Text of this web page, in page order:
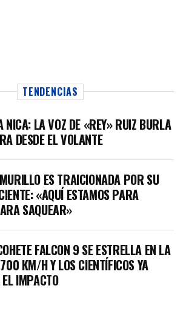
TENDENCIAS
NICA: LA VOZ DE «REY» RUIZ BURLA
DESDE EL VOLANTE
ES TRAICIONADA POR SU
«AQUÍ ESTAMOS PARA
SAQUEAR»
FALCON 9 SE ESTRELLA EN LA
KM/H Y LOS CIENTÍFICOS YA
IMPACTO